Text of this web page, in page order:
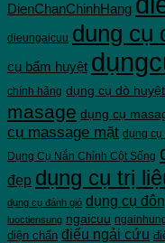
DienChanChinhHang
dieungaicuu dung cụ
cụ bấm huyệt
chính hãng dụng cụ dò huyệt
masage dụng cụ
cụ massage mặt dụng cụ
Dụng Cụ Nắn Chỉnh Cột Sống
đẹp dụng cụ trị
dụng cụ đánh gió dụng cụ
luoctiensung ngaicuu
diện chẩn điếu ngải cứu